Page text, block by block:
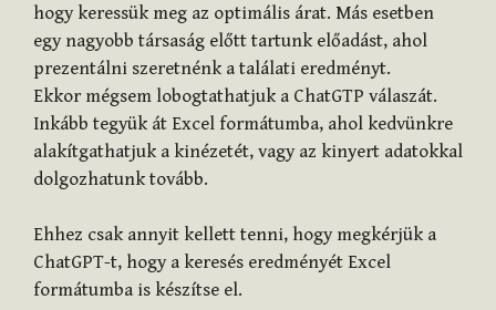
hogy keressük meg az optimális árat. Más esetben
egy nagyobb társaság előtt tartunk előadást, ahol
prezentálni szeretnénk a találati eredményt.
Ekkor mégsem lobogtathatjuk a ChatGTP válaszát.
Inkább tegyük át Excel formátumba, ahol kedvünkre
alakítgathatjuk a kinézetét, vagy az kinyert adatokkal
dolgozhatunk tovább.
Ehhez csak annyit kellett tenni, hogy megkérjük a
ChatGPT-t, hogy a keresés eredményét Excel
formátumba is készítse el.